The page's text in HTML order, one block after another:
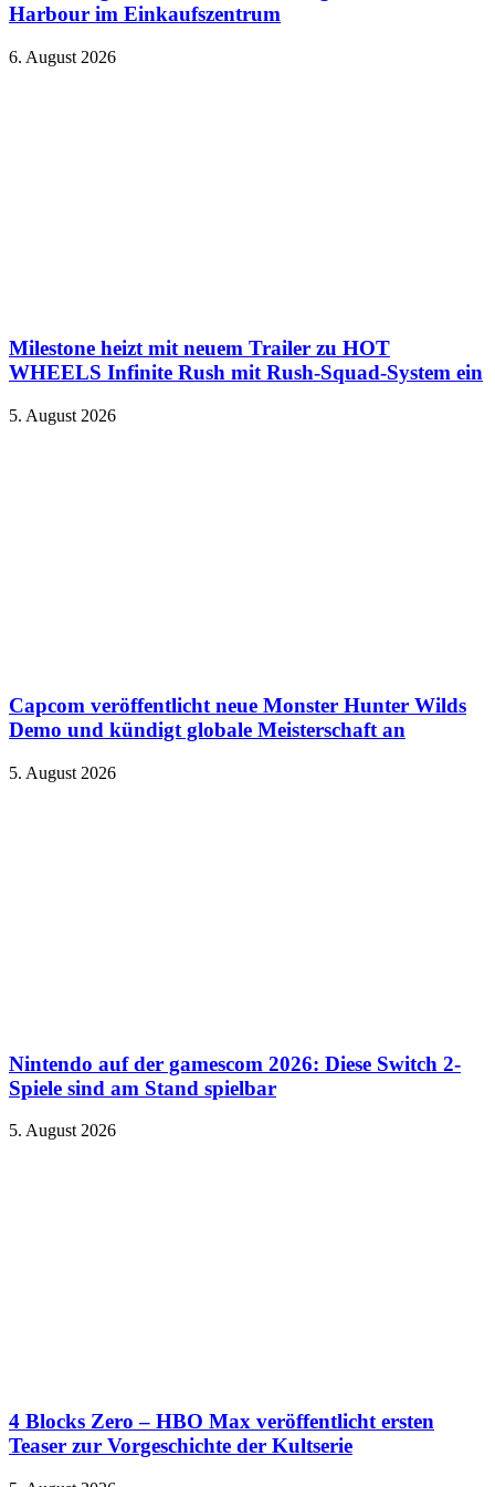
Harbour im Einkaufszentrum
6. August 2026
Milestone heizt mit neuem Trailer zu HOT
WHEELS Infinite Rush mit Rush-Squad-System ein
5. August 2026
Capcom veröffentlicht neue Monster Hunter Wilds
Demo und kündigt globale Meisterschaft an
5. August 2026
Nintendo auf der gamescom 2026: Diese Switch 2-
Spiele sind am Stand spielbar
5. August 2026
4 Blocks Zero – HBO Max veröffentlicht ersten
Teaser zur Vorgeschichte der Kultserie